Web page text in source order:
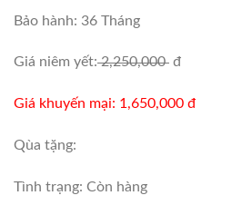
Bảo hành: 36 Tháng
Giá niêm yết:2,250,000 đ
Giá khuyến mại: 1,650,000 đ
Qùa tặng:
Tình trạng: Còn hàng